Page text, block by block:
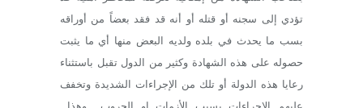
تؤدي إلى سجنه أو قتله أو أنه قد فقد بعضاً من أوراقه
بسب ما يحدث في بلده ولديه البعض منها أي ما يثبت
حصوله على هذه الشهادة وكثير من الدول تقبل باستثناء
رعايا هذه الدولة أو تلك من الإجراءات الشديدة وتخفف